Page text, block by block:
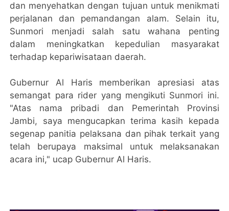
dan menyehatkan dengan tujuan untuk menikmati
perjalanan dan pemandangan alam. Selain itu,
Sunmori menjadi salah satu wahana penting
dalam meningkatkan kepedulian masyarakat
terhadap kepariwisataan daerah.
Gubernur Al Haris memberikan apresiasi atas
semangat para rider yang mengikuti Sunmori ini.
"Atas nama pribadi dan Pemerintah Provinsi
Jambi, saya mengucapkan terima kasih kepada
segenap panitia pelaksana dan pihak terkait yang
telah berupaya maksimal untuk melaksanakan
acara ini," ucap Gubernur Al Haris.